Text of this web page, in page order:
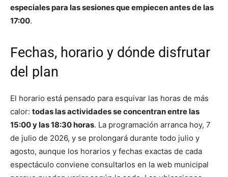
especiales para las sesiones que empiecen antes de las
17:00.
Fechas, horario y dónde disfrutar
del plan
El horario está pensado para esquivar las horas de más
calor: todas las actividades se concentran entre las
15:00 y las 18:30 horas. La programación arranca hoy, 7
de julio de 2026, y se prolongará durante todo julio y
agosto, aunque los horarios y fechas exactas de cada
espectáculo conviene consultarlos en la web municipal